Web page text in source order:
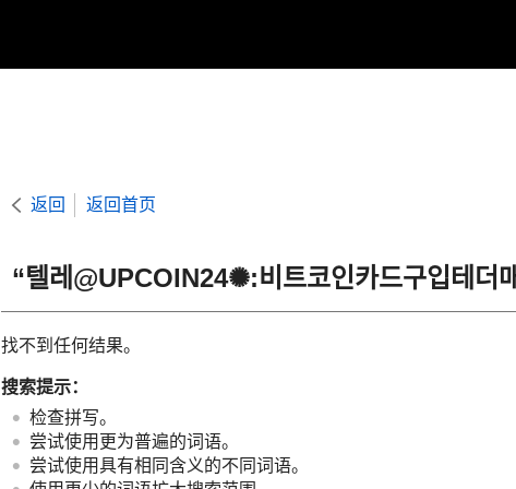
返回 返回首页
“텔레@UPCOIN24✺:비트코인카드구입테더
找不到任何结果。
搜索提示：
检查拼写。
尝试使用更为普遍的词语。
尝试使用具有相同含义的不同词语。